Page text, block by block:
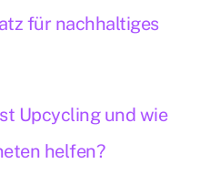
für nachhaltiges
Upcycling und wie
helfen?